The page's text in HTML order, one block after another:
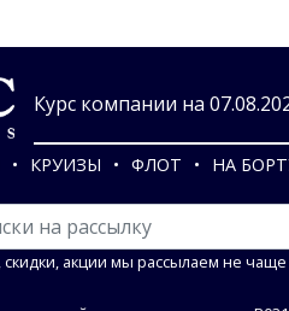
Курс компании на
КРУИЗЫ ФЛОТ НА
акции мы рассылаем не